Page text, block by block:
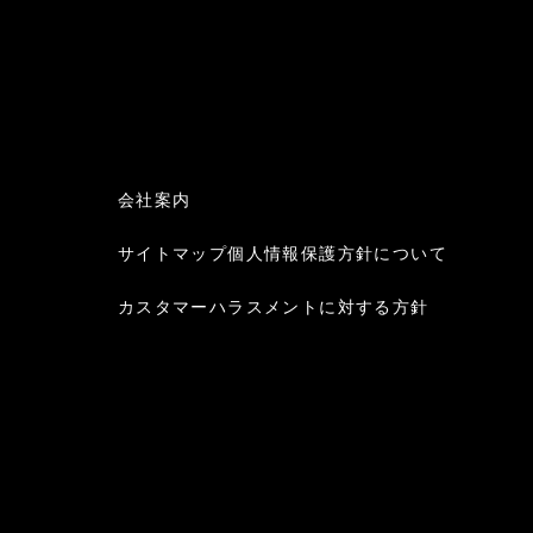
会社案内
サイトマップ個人情報保護方針について
カスタマーハラスメントに対する方針